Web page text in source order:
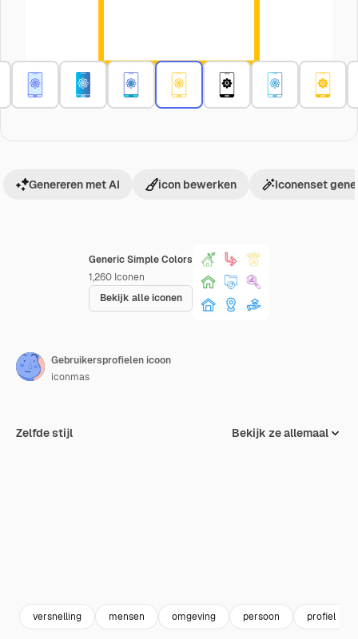
Generic Simple Colors
1,260 Iconen
Bekijk alle iconen
Genereren met AI icon bewerken Iconenset
Gebruikersprofielen icoon
iconmas
Zelfde stijl Bekijk ze allemaal
versnelling mensen omgeving persoon profiel